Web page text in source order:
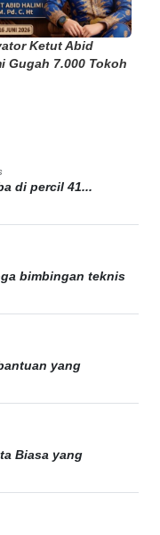
Ketut Abid
Gugah 7.000 Tokoh
di percil 41...
bimbingan teknis
yang
Biasa yang